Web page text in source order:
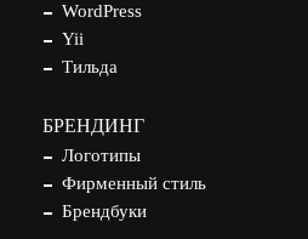
WordPress
Yii
Тильда
БРЕНДИНГ
Логотипы
Фирменный стиль
Брендбуки